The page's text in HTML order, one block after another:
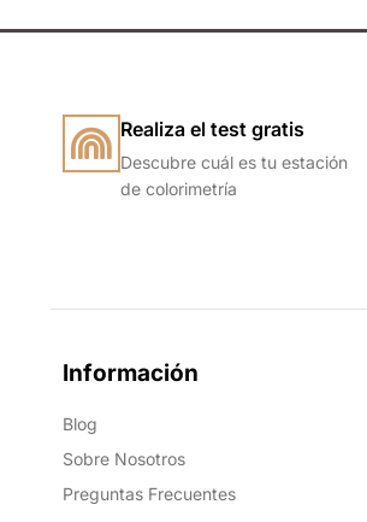
Realiza el test gratis
Descubre cuál es tu estación
de colorimetría
Información
Blog
Sobre Nosotros
Preguntas Frecuentes